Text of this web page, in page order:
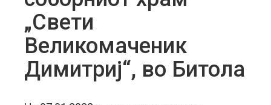
„Свети
Великомаченик
Димитриј“, во Битола